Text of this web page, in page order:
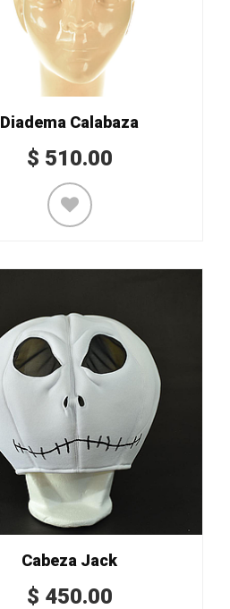
Diadema Calabaza
$ 510.00
Cabeza Jack
$ 450.00